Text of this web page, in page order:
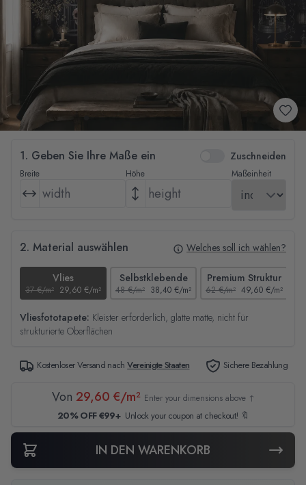
1. Geben Sie Ihre Maße ein Zuschneiden
Breite Höhe Maßeinheit
2. Material auswählen Welches soll ich wählen?
Vlies
37 €/m² 29,60 €/m²
Selbstklebende
48 €/m² 38,40 €/m²
Premium Struktur
62 €/m² 49,60 €/m²
Vliesfototapete: Kleister erforderlich, glatte matte, nicht für
strukturierte Oberflächen
Kostenloser Versand nachVereinigte Staaten Sichere Bezahlung
Von 29,60 €/m² Enter your dimensions above ↑
20% OFF €99+ Unlock your coupon at checkout! 🔖
IN DEN WARENKORB